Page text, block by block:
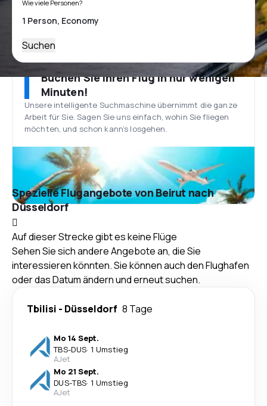
Wie viele Personen?
Suchen
Buchen Sie Ihren Flug in nur wenigen
Minuten!
Unsere intelligente Suchmaschine übernimmt die ganze
Arbeit für Sie. Sagen Sie uns einfach, wohin Sie fliegen
möchten, und schon kann’s losgehen.
Spezielle Flugangebote von Beirut nach
Düsseldorf
Auf dieser Strecke gibt es keine Flüge
Sehen Sie sich andere Angebote an, die Sie
interessieren könnten. Sie können auch den Flughafen
oder das Datum ändern und erneut suchen.
Tbilisi - Düsseldorf 8 Tage
Mo 14 Sept.
TBS-DUS· 1 Umstieg
AJet
Mo 21 Sept.
DUS-TBS· 1 Umstieg
AJet